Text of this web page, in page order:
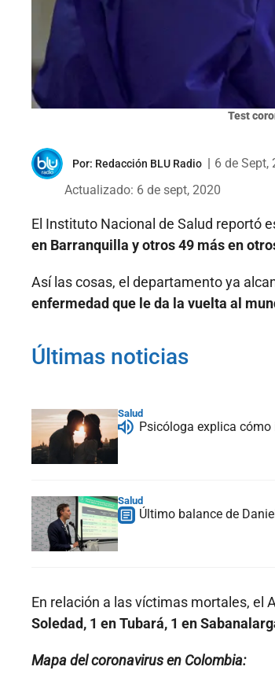
Test
Por: Redacción BLU Radio
6 de Sept,
Actualizado: 6 de sept, 2020
El Instituto Nacional de Salud reportó
en Barranquilla y otros 49 más en
Así las cosas, el departamento ya
enfermedad que le da la vuelta al
Últimas noticias
Salud
Psicóloga explica
Salud
Último balance de
En relación a las víctimas mortales, el
Soledad, 1 en Tubará, 1 en
Mapa del coronavirus en Colombia: